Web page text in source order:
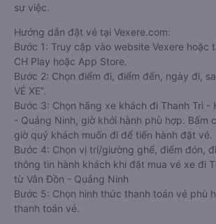
sự việc.
Hướng dẫn đặt vé tại Vexere.com:
Bước 1: Truy cập vào website Vexere hoặc
CH Play hoặc App Store.
Bước 2: Chọn điểm đi, điểm đến, ngày đi,
VÉ XE”.
Bước 3: Chọn hãng xe khách đi Thanh Trì -
- Quảng Ninh, giờ khởi hành phù hợp. Bấm
giờ quý khách muốn đi để tiến hành đặt vé.
Bước 4: Chọn vị trí/giường ghế, điểm đón,
thông tin hành khách khi đặt mua vé xe đi
từ Vân Đồn - Quảng Ninh
Bước 5: Chọn hình thức thanh toán vé phù
thanh toán vé.